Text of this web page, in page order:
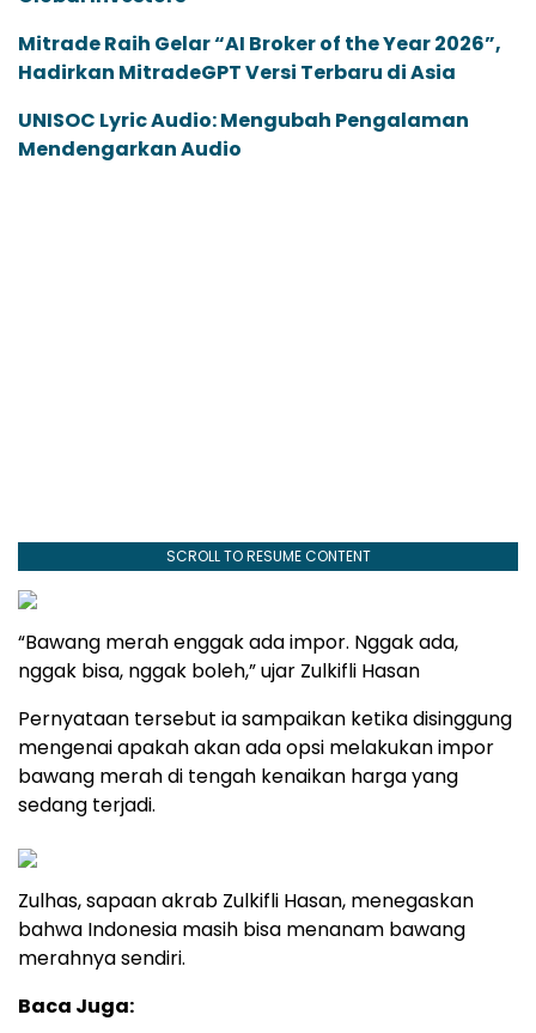
Mitrade Raih Gelar “AI Broker of the Year 2026”,
Hadirkan MitradeGPT Versi Terbaru di Asia
UNISOC Lyric Audio: Mengubah Pengalaman
Mendengarkan Audio
SCROLL TO RESUME CONTENT
“Bawang merah enggak ada impor. Nggak ada,
nggak bisa, nggak boleh,” ujar Zulkifli Hasan
Pernyataan tersebut ia sampaikan ketika disinggung
mengenai apakah akan ada opsi melakukan impor
bawang merah di tengah kenaikan harga yang
sedang terjadi.
Zulhas, sapaan akrab Zulkifli Hasan, menegaskan
bahwa Indonesia masih bisa menanam bawang
merahnya sendiri.
Baca Juga: